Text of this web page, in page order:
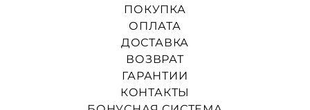
ПОКУПКА
ОПЛАТА
ДОСТАВКА
ВОЗВРАТ
ГАРАНТИИ
КОНТАКТЫ